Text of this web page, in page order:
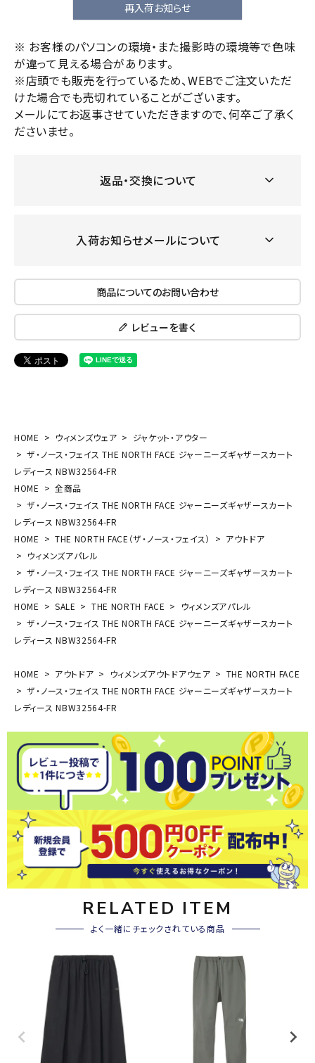
再入荷お知らせ
※ お客様のパソコンの環境・また撮影時の環境等で色味
が違って見える場合があります。
※店頭でも販売を行っているため、WEBでご注文いただ
けた場合でも売切れていることがございます。
メールにてお返事させていただきますので、何卒ご了承く
ださいませ。
返品・交換について
入荷お知らせメールについて
商品についてのお問い合わせ
レビューを書く
HOME ウィメンズウェア
ジャケット・アウター
ザ・ノース・フェイス THE NORTH FACE ジャーニーズギャザースカート
レディース NBW32564-FR
HOME
全商品
ザ・ノース・フェイス THE NORTH FACE ジャーニーズギャザースカート
レディース NBW32564-FR
HOME
THE NORTH FACE（ザ・ノース・フェイス）
アウトドア
ウィメンズアパレル
ザ・ノース・フェイス THE NORTH FACE ジャーニーズギャザースカート
レディース NBW32564-FR
HOME
SALE THE NORTH FACE
ウィメンズアパレル
ザ・ノース・フェイス THE NORTH FACE ジャーニーズギャザースカート
レディース NBW32564-FR
HOME アウトドア ウィメンズアウトドアウェア
THE NORTH FACE
ザ・ノース・フェイス THE NORTH FACE ジャーニーズギャザースカート
レディース NBW32564-FR
RELATED ITEM
よく一緒にチェックされている商品